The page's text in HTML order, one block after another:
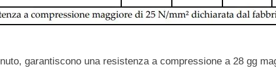
garantiscono una resistenza a compressione a 28 gg